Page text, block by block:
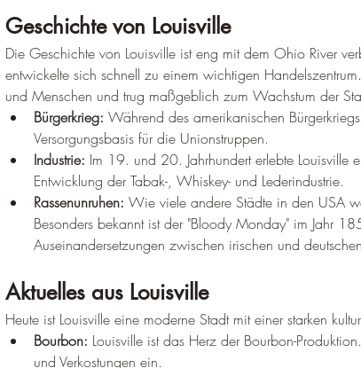
Geschichte von Louisville
Die Geschichte von Louisville ist eng mit dem Ohio River
entwickelte sich schnell zu einem wichtigen
und Menschen und trug maßgeblich zum Wachstum der
Bürgerkrieg: Während des amerikanischen
Versorgungsbasis für die Unionstruppen.
Industrie: Im 19. und 20. Jahrhundert erlebte
Entwicklung der Tabak-, Whiskey- und Lederindustrie.
Rassenunruhen: Wie viele andere Städte in den USA
Besonders bekannt ist der "Bloody Monday" im Jahr
Auseinandersetzungen zwischen irischen und
Aktuelles aus Louisville
Heute ist Louisville eine moderne Stadt mit einer starken
Bourbon: Louisville ist das Herz der Bourbon-
und Verkostungen ein.